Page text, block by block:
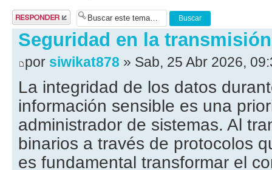
Publicar una
respuesta
Seguridad en la
por siwikat878 » Sab, 25 Abr 2026,
La integridad de los datos
información sensible es una
administrador de sistemas. Al
binarios a través de protocolos
es fundamental transformar el